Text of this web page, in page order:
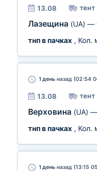
13.08 тент
Лазещина (UA) —
тнп в пачках , Кол.
1 день назад (02:54
13.08 тент
Верховина (UA) —
тнп в пачках , Кол.
1 день назад (13:15